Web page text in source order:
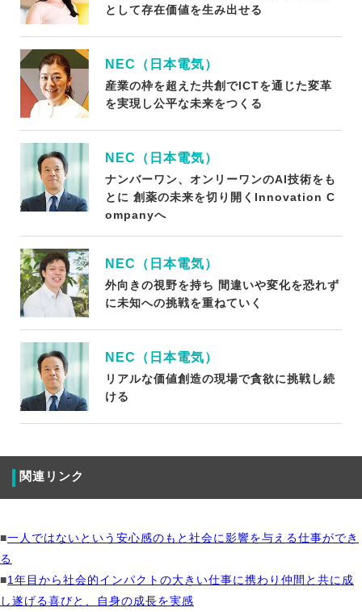
として存在価値を生み出せる
NEC（日本電気）
産業の枠を超えた共創でICTを通じた変革
を実現し公平な未来をつくる
NEC（日本電気）
ナンバーワン、オンリーワンのAI技術をも
とに 創薬の未来を切り開くInnovation C
ompanyへ
NEC（日本電気）
外向きの視野を持ち 間違いや変化を恐れず
に未知への挑戦を重ねていく
NEC（日本電気）
リアルな価値創造の現場で貪欲に挑戦し続
ける
関連リンク
■一人ではないという安心感のもと社会に影響を与える仕事ができ
る
■1年目から社会的インパクトの大きい仕事に携わり仲間と共に成
し遂げる喜びと、自身の成長を実感